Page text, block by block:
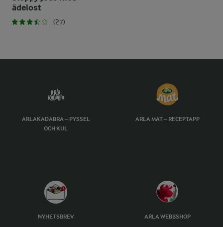
ädelost
(27)
ARLAKADABRA – PYSSEL
OCH KUL
ARLA MAT – RECEPTAPP
NYHETSBREV ARLA WEBBSHOP